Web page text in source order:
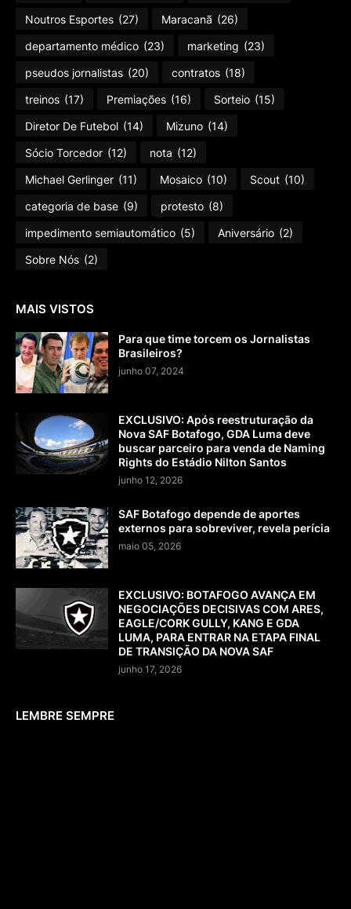
Noutros Esportes (27) Maracanã (26)
departamento médico (23) marketing (23)
pseudos jornalistas (20) contratos (18)
treinos (17) Premiações (16) Sorteio (15)
Diretor De Futebol (14) Mizuno (14)
Sócio Torcedor (12) nota (12)
Michael Gerlinger (11) Mosaico (10) Scout (10)
categoria de base (9) protesto (8)
impedimento semiautomático (5) Aniversário (2)
Sobre Nós (2)
MAIS VISTOS
Para que time torcem os Jornalistas
Brasileiros?
junho 07, 2024
EXCLUSIVO: Após reestruturação da
Nova SAF Botafogo, GDA Luma deve
buscar parceiro para venda de Naming
Rights do Estádio Nilton Santos
junho 12, 2026
SAF Botafogo depende de aportes
externos para sobreviver, revela perícia
maio 05, 2026
EXCLUSIVO: BOTAFOGO AVANÇA EM
NEGOCIAÇÕES DECISIVAS COM ARES,
EAGLE/CORK GULLY, KANG E GDA
LUMA, PARA ENTRAR NA ETAPA FINAL
DE TRANSIÇÃO DA NOVA SAF
junho 17, 2026
LEMBRE SEMPRE